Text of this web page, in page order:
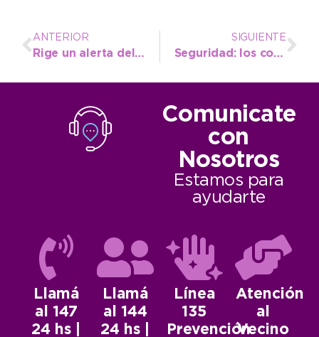
ANTERIOR
Rige un alerta del Servicio Meteorológico Nacional por tormentas fuertes
SIGUIENTE
Seguridad: los comerciantes ven al botón antipánico como una herramienta superadora
Comunicate
con
Nosotros
Estamos para
ayudarte
Llamá
al 147
24 hs |
Llamá
al 144
24 hs |
Línea
135
Prevención
Atención
al
Vecino